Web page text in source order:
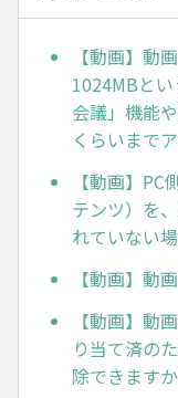
【動画】動
1024MBと
会議」機能
くらいまで
【動画】
テンツ）を
れていない
【動画】動
【動画】動
り当て済の
除できます